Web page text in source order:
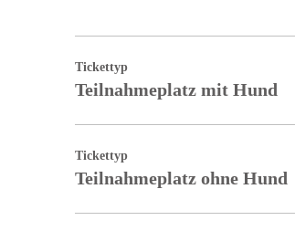
Tickettyp
Teilnahmeplatz mit Hund
Tickettyp
Teilnahmeplatz ohne Hund